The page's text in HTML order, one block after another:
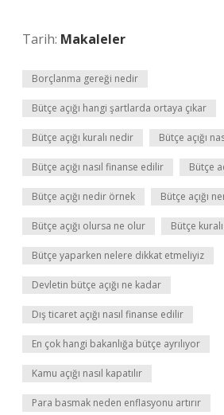
Tarih: Makaleler
Borçlanma gereği nedir
Bütçe açığı hangi şartlarda ortaya çıkar
Bütçe açığı kuralı nedir Bütçe açığı
Bütçe açığı nasıl finanse edilir Bütçe
Bütçe açığı nedir örnek Bütçe açığı
Bütçe açığı olursa ne olur Bütçe
Bütçe yaparken nelere dikkat etmeliyiz
Devletin bütçe açığı ne kadar
Dış ticaret açığı nasıl finanse edilir
En çok hangi bakanlığa bütçe ayrılıyor
Kamu açığı nasıl kapatılır
Para basmak neden enflasyonu artırır